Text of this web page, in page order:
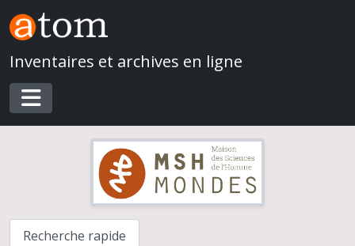
Skip to main content
Inventaires et archives en ligne
Toggle navigation
Recherche rapide